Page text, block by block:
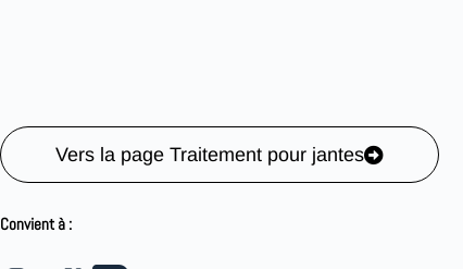
Vers la page Traitement pour jantes
Convient à :